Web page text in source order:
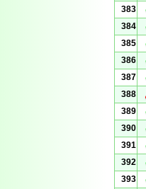
383
384
385
386
387
388
389
390
391
392
393